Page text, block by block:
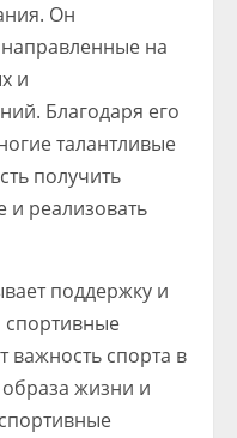
Он
на
и
Благодаря его
талантливые
получить
и реализовать
поддержку и
спортивные
спорта в
жизни и